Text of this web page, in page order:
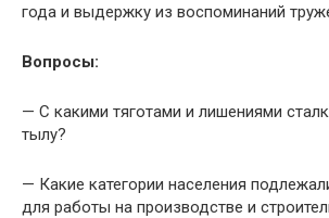
года и выдержку из воспоминаний
Вопросы:
— С какими тяготами и лишениями
тылу?
— Какие категории населения
для работы на производстве и